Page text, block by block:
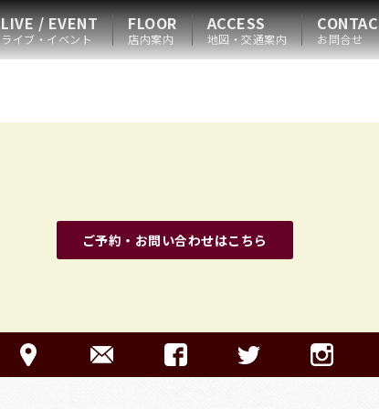
LIVE / EVENT
ライブ・イベント
FLOOR
店内案内
ACCESS
地図・交通案内 お問合せ
ご予約・お問い合わせはこちら